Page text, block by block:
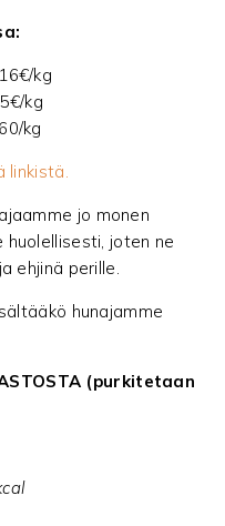
kg
kg
kg
linkistä.
jo monen
huolellisesti, joten ne
ehjinä perille.
hunajamme
(purkitetaan